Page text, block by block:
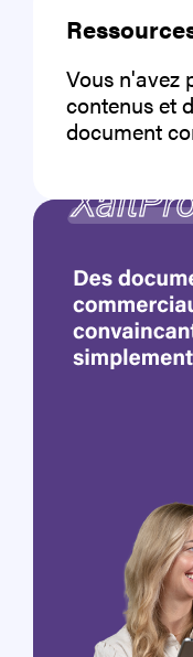
Vous n'avez
contenus et
document